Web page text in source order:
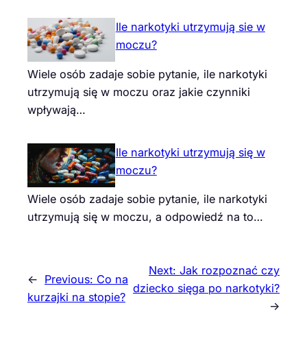
Ile narkotyki utrzymują sie w
moczu?
Wiele osób zadaje sobie pytanie, ile narkotyki
utrzymują się w moczu oraz jakie czynniki
wpływają…
Ile narkotyki utrzymują się w
moczu?
Wiele osób zadaje sobie pytanie, ile narkotyki
utrzymują się w moczu, a odpowiedź na to…
← Previous: Co na
kurzajki na stopie?
Next: Jak rozpoznać czy
dziecko sięga po narkotyki?
→